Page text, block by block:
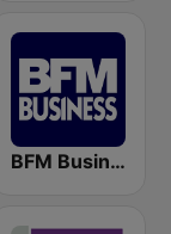
BFM Business 100.8 FM